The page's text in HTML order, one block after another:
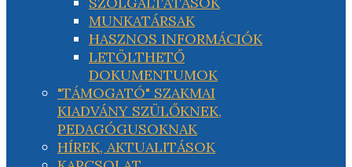
MUNKATÁRSAK
HASZNOS INFORMÁCIÓK
LETÖLTHETŐ
DOKUMENTUMOK
"TÁMOGATÓ" SZAKMAI
KIADVÁNY SZÜLŐKNEK,
PEDAGÓGUSOKNAK
HÍREK, AKTUALITÁSOK